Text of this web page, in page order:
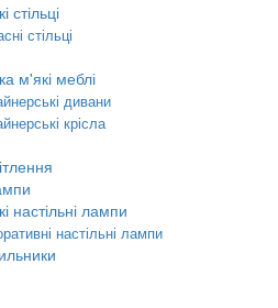
стільці
стільці
м'які меблі
дивани
крісла
настільні лампи
настільні лампи